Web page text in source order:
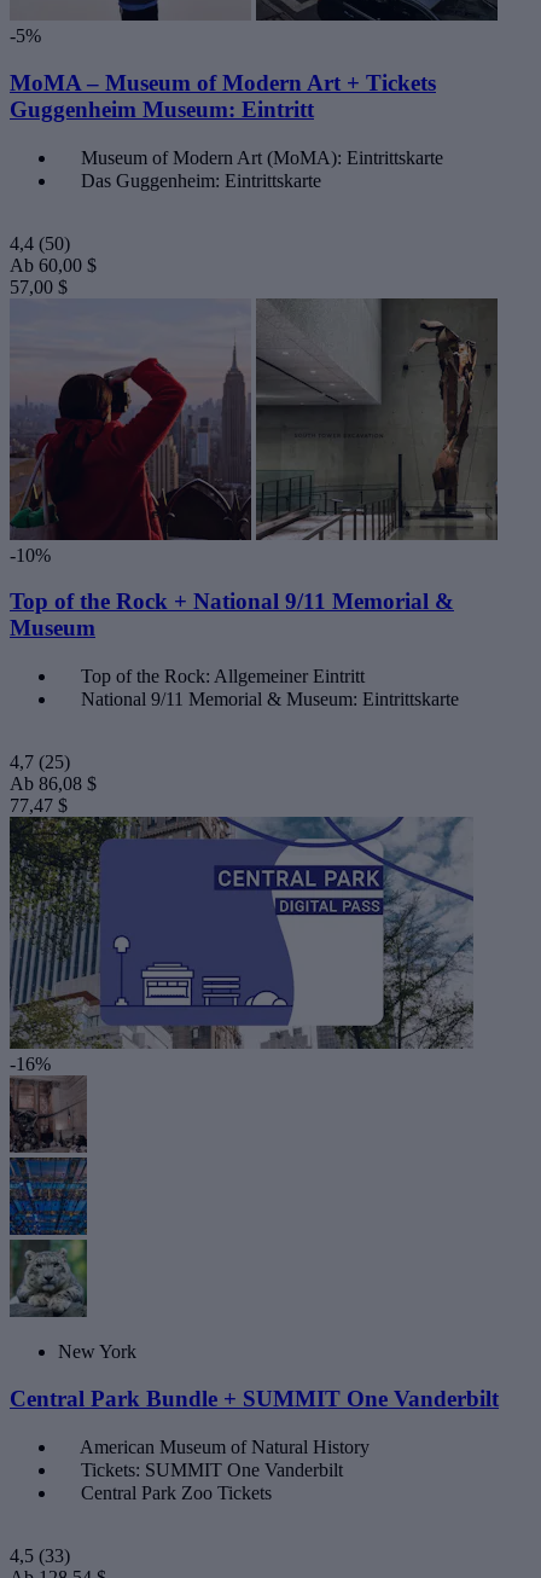
-5%
MoMA – Museum of Modern Art + Tickets
Guggenheim Museum: Eintritt
Museum of Modern Art (MoMA): Eintrittskarte
Das Guggenheim: Eintrittskarte
4,4 (50)
Ab 60,00 $
57,00 $
-10%
Top of the Rock + National 9/11 Memorial &
Museum
Top of the Rock: Allgemeiner Eintritt
National 9/11 Memorial & Museum: Eintrittskarte
4,7 (25)
Ab 86,08 $
77,47 $
-16%
New York
Central Park Bundle + SUMMIT One Vanderbilt
American Museum of Natural History
Tickets: SUMMIT One Vanderbilt
Central Park Zoo Tickets
4,5 (33)